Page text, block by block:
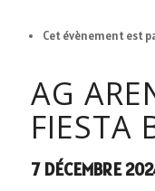
Cet évènement est
AG
FIESTA
7 DÉCEMBRE